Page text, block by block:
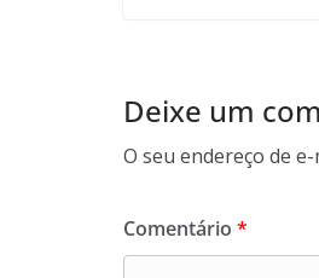
Deixe um
O seu endereço de
Comentário *